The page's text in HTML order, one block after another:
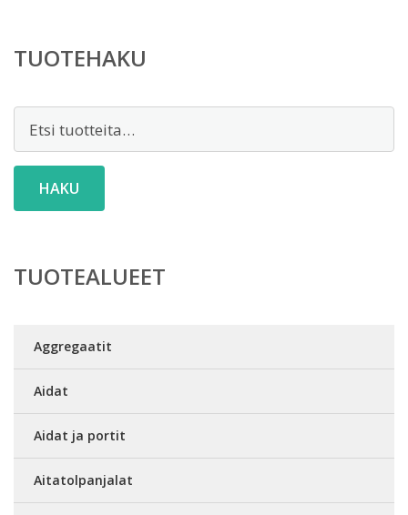
TUOTEHAKU
HAKU
TUOTEALUEET
Aggregaatit
Aidat
Aidat ja portit
Aitatolpanjalat